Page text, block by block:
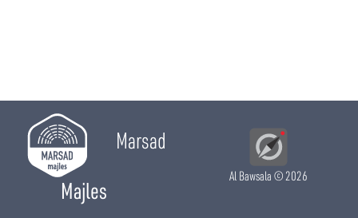
Marsad
Majles
Al Bawsala© 2026